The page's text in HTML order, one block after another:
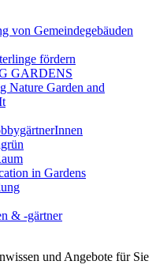
von Gemeindegebäuden
fördern
GARDENS
Nature Garden and
in Gardens
& -gärtner
und Angebote für Sie